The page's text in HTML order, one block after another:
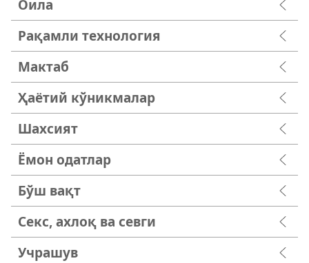
Оила
Рақамли технология
Мактаб
Ҳаётий кўникмалар
Шахсият
Ёмон одатлар
Бўш вақт
Секс, ахлоқ ва севги
Учрашув